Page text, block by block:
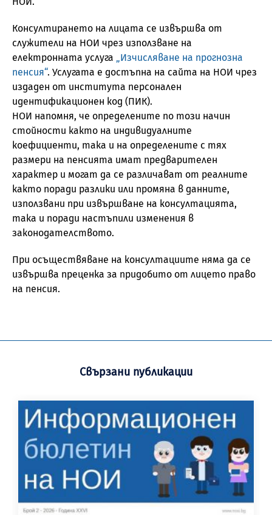
Консултирането на лицата се извършва от
служители на НОИ чрез използване на
електронната услуга „Изчисляване на прогнозна
пенсия“. Услугата е достъпна на сайта на НОИ чрез
издаден от института персонален
идентификационен код (ПИК).
НОИ напомня, че определените по този начин
стойности както на индивидуалните
коефициенти, така и на определените с тях
размери на пенсията имат предварителен
характер и могат да се различават от реалните
както поради разлики или промяна в данните,
използвани при извършване на консултацията,
така и поради настъпили изменения в
законодателството.
При осъществяване на консултациите няма да се
извършва преценка за придобито от лицето право
на пенсия.
Свързани публикации